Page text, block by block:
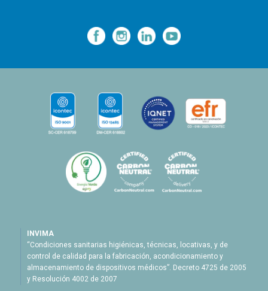
— — —
INVIMA
“Condiciones sanitarias higiénicas, técnicas, locativas, y de
control de calidad para la fabricación, acondicionamiento y
almacenamiento de dispositivos médicos”. Decreto 4725 de 2005
y Resolución 4002 de 2007